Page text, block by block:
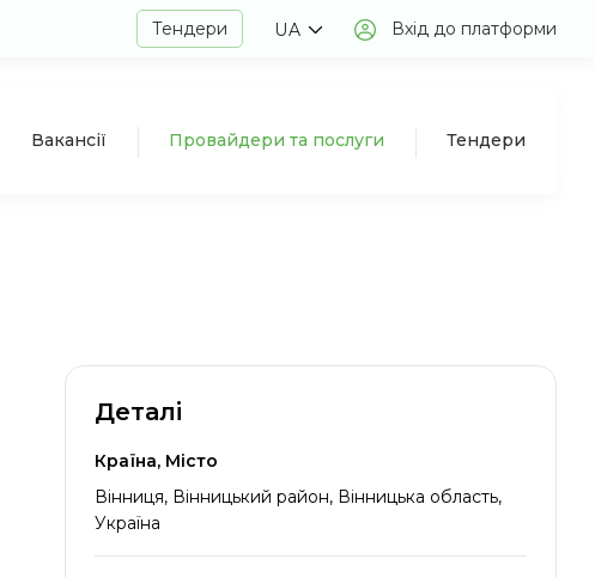
Тендери UA Вхід до платформи
Вакансії Провайдери та послуги Тендери
Деталі
Країна, Місто
Вінниця, Вінницький район, Вінницька область,
Україна